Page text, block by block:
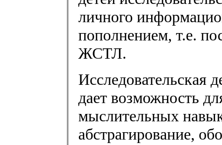
личного
пополнением, т.е.
ЖСТЛ.
Исследовательская
дает возможность
мыслительных
абстрагирование,